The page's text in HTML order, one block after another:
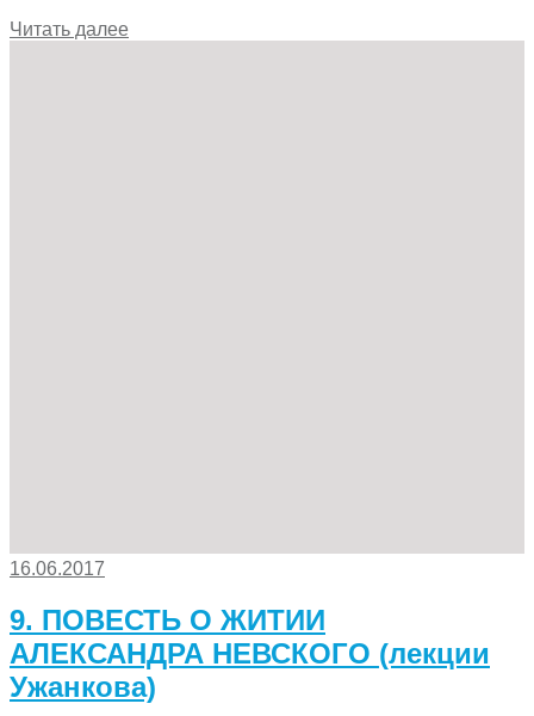
Читать далее
16.06.2017
9. ПОВЕСТЬ О ЖИТИИ
АЛЕКСАНДРА НЕВСКОГО (лекции
Ужанкова)